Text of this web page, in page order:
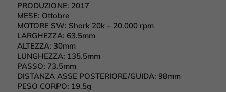
PRODUZIONE: 2017
MESE: Ottobre
MOTORE SW: Shark 20k – 20.000 rpm
LARGHEZZA: 63.5mm
ALTEZZA: 30mm
LUNGHEZZA: 135.5mm
PASSO: 73.5mm
DISTANZA ASSE POSTERIORE/GUIDA: 98mm
PESO CORPO: 19,5g